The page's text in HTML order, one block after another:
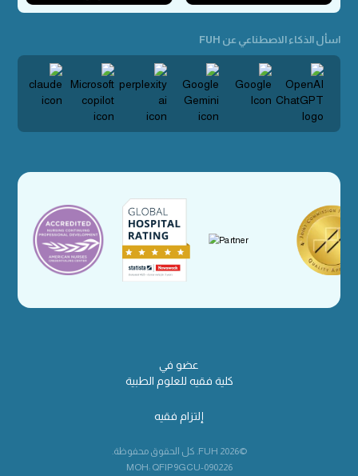
اسأل الذكاء الاصطناعي عن FUH
عضو في
كلية فقيه للعلوم الطبية
إلتزام فقيه
©2026 FUH. كل الحقوق محفوظة.
MOH: QFIP9GCU-090226